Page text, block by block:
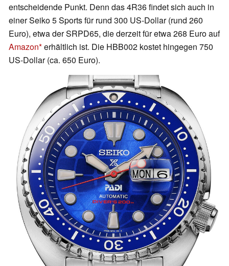
entscheidende Punkt. Denn das 4R36 findet sich auch in
einer Seiko 5 Sports für rund 300 US-Dollar (rund 260
Euro), etwa der SRPD65, die derzeit für etwa 268 Euro auf
Amazon erhältlich ist. Die HBB002 kostet hingegen 750
US-Dollar (ca. 650 Euro).